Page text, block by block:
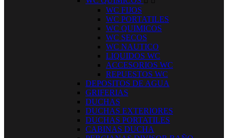
WC FIJOS
WC PORTATILES
WC QUIMICOS
WC SECOS
WC NAUTICO
LIQUIDOS WC
ACCESORIOS WC
REPUESTOS WC
DEPOSITOS DE AGUA
GRIFERIAS
DUCHAS
DUCHAS EXTERIORES
DUCHAS PORTATILES
CABINAS DUCHA